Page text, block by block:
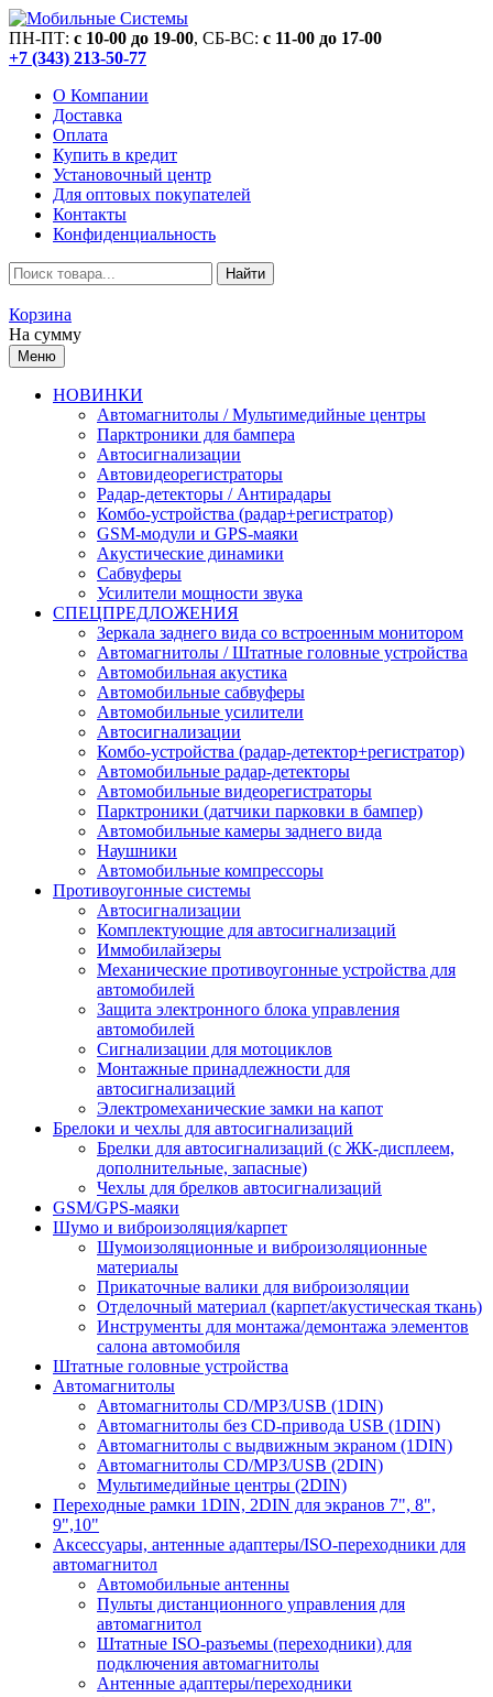
ПН-ПТ: c 10-00 до 19-00, СБ-ВС: c 11-00 до 17-00
+7 (343) 213-50-77
О Компании
Доставка
Оплата
Купить в кредит
Установочный центр
Для оптовых покупателей
Контакты
Конфиденциальность
Найти
Корзина
На сумму
Меню
НОВИНКИ
Автомагнитолы / Мультимедийные центры
Парктроники для бампера
Автосигнализации
Автовидеорегистраторы
Радар-детекторы / Антирадары
Комбо-устройства (радар+регистратор)
GSM-модули и GPS-маяки
Акустические динамики
Сабвуферы
Усилители мощности звука
СПЕЦПРЕДЛОЖЕНИЯ
Зеркала заднего вида со встроенным монитором
Автомагнитолы / Штатные головные устройства
Автомобильная акустика
Автомобильные сабвуферы
Автомобильные усилители
Автосигнализации
Комбо-устройства (радар-детектор+регистратор)
Автомобильные радар-детекторы
Автомобильные видеорегистраторы
Парктроники (датчики парковки в бампер)
Автомобильные камеры заднего вида
Наушники
Автомобильные компрессоры
Противоугонные системы
Автосигнализации
Комплектующие для автосигнализаций
Иммобилайзеры
Механические противоугонные устройства для
автомобилей
Защита электронного блока управления
автомобилей
Сигнализации для мотоциклов
Монтажные принадлежности для
автосигнализаций
Электромеханические замки на капот
Брелоки и чехлы для автосигнализаций
Брелки для автосигнализаций (с ЖК-дисплеем,
дополнительные, запасные)
Чехлы для брелков автосигнализаций
GSM/GPS-маяки
Шумо и виброизоляция/карпет
Шумоизоляционные и виброизоляционные
материалы
Прикаточные валики для виброизоляции
Отделочный материал (карпет/акустическая ткань)
Инструменты для монтажа/демонтажа элементов
салона автомобиля
Штатные головные устройства
Автомагнитолы
Автомагнитолы CD/MP3/USB (1DIN)
Автомагнитолы без CD-привода USB (1DIN)
Автомагнитолы с выдвижным экраном (1DIN)
Автомагнитолы CD/MP3/USB (2DIN)
Мультимедийные центры (2DIN)
Переходные рамки 1DIN, 2DIN для экранов 7", 8",
9",10"
Аксессуары, антенные адаптеры/ISO-переходники для
автомагнитол
Автомобильные антенны
Пульты дистанционного управления для
автомагнитол
Штатные ISO-разъемы (переходники) для
подключения автомагнитолы
Антенные адаптеры/переходники